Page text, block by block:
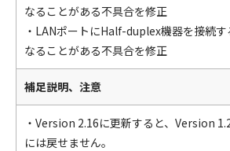
なることがある不具合を修正
・LANポートにHalf-duplex機器を接続す
なることがある不具合を修正
補足説明、注意
・Version 2.16に更新すると、Version
には戻せません。